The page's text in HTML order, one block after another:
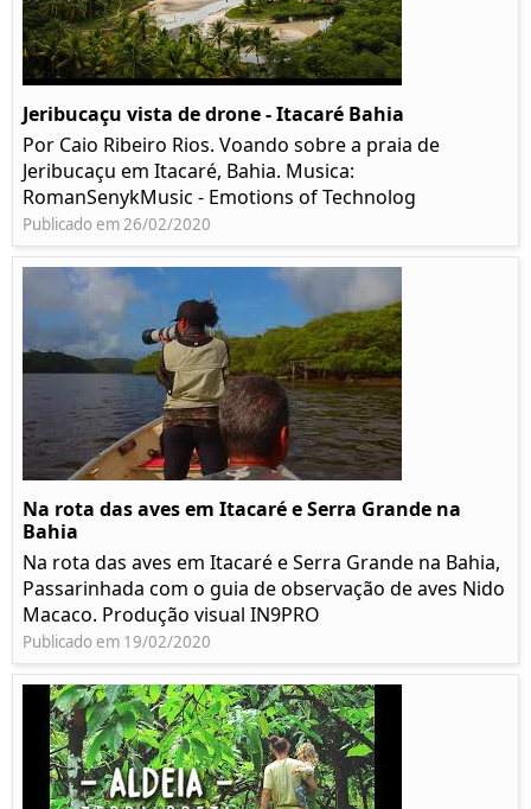
Jeribucaçu vista de drone - Itacaré Bahia
Por Caio Ribeiro Rios. Voando sobre a praia de
Jeribucaçu em Itacaré, Bahia. Musica:
RomanSenykMusic - Emotions of Technolog
Publicado em 26/02/2020
Na rota das aves em Itacaré e Serra Grande na
Bahia
Na rota das aves em Itacaré e Serra Grande na Bahia,
Passarinhada com o guia de observação de aves Nido
Macaco. Produção visual IN9PRO
Publicado em 19/02/2020